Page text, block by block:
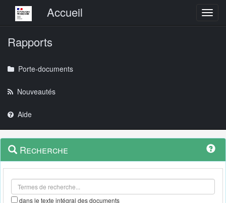
Menu principalAccueil
Rapports
Porte-documents
Nouveautés
Aide
Navigation
outils
Menu
contextuel
Recherche
dans le texte intégral des documents